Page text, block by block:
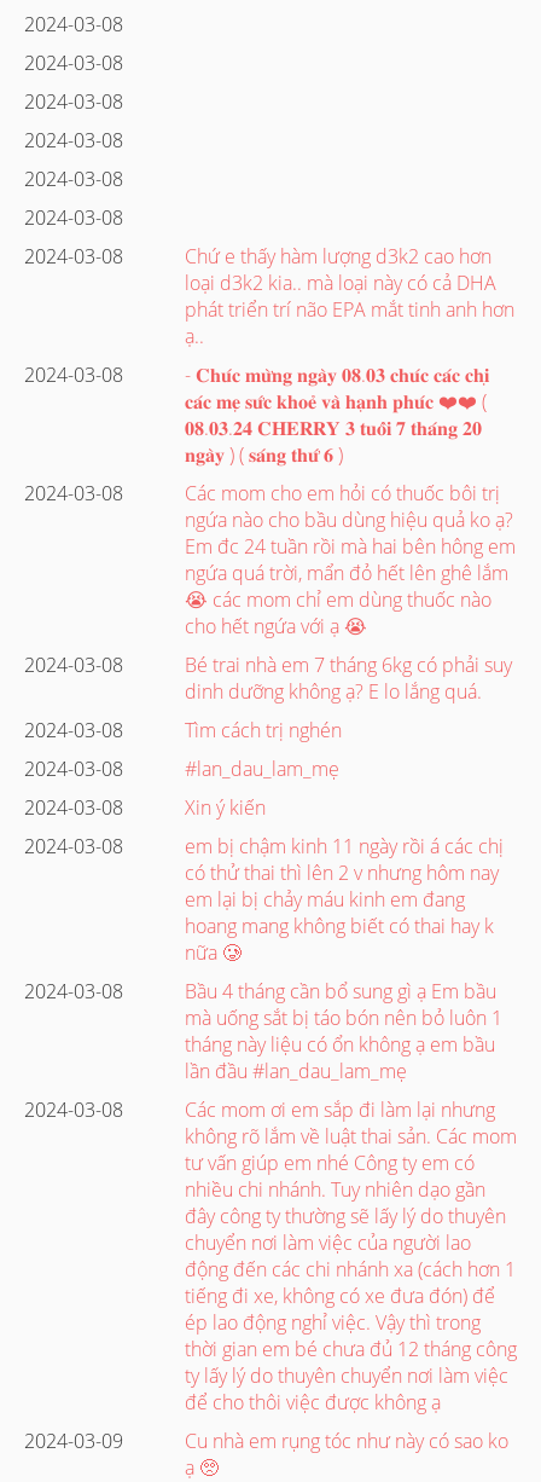
2024-03-08
2024-03-08
2024-03-08
2024-03-08
2024-03-08
2024-03-08
2024-03-08
Chứ e thấy hàm lượng d3k2 cao hơn
loại d3k2 kia.. mà loại này có cả DHA
phát triển trí não EPA mắt tinh anh hơn
ạ..
2024-03-08
- 𝐂𝐡𝐮́𝐜 𝐦𝐮̛̀𝐧𝐠 𝐧𝐠𝐚̀𝐲 𝟎𝟖.𝟎𝟑 𝐜𝐡𝐮́𝐜 𝐜𝐚́𝐜 𝐜𝐡𝐢̣
𝐜𝐚́𝐜 𝐦𝐞̣ 𝐬𝐮̛́𝐜 𝐤𝐡𝐨𝐞̉ 𝐯𝐚̀ 𝐡𝐚̣𝐧𝐡 𝐩𝐡𝐮́𝐜 ❤️❤️ (
𝟎𝟖.𝟎𝟑.𝟐𝟒 𝐂𝐇𝐄𝐑𝐑𝐘 𝟑 𝐭𝐮𝐨̂̉𝐢 𝟕 𝐭𝐡𝐚́𝐧𝐠 𝟐𝟎
𝐧𝐠𝐚̀𝐲 ) ( 𝐬𝐚́𝐧𝐠 𝐭𝐡𝐮̛́ 𝟔 )
2024-03-08
Các mom cho em hỏi có thuốc bôi trị
ngứa nào cho bầu dùng hiệu quả ko ạ?
Em đc 24 tuần rồi mà hai bên hông em
ngứa quá trời, mẩn đỏ hết lên ghê lắm
😭 các mom chỉ em dùng thuốc nào
cho hết ngứa với ạ 😭
2024-03-08
Bé trai nhà em 7 tháng 6kg có phải suy
dinh dưỡng không ạ? E lo lắng quá.
2024-03-08
Tìm cách trị nghén
2024-03-08
#lan_dau_lam_mẹ
2024-03-08
Xin ý kiến
2024-03-08
em bị chậm kinh 11 ngày rồi á các chị
có thử thai thì lên 2 v nhưng hôm nay
em lại bị chảy máu kinh em đang
hoang mang không biết có thai hay k
nữa 🥲
2024-03-08
Bầu 4 tháng cần bổ sung gì ạ Em bầu
mà uống sắt bị táo bón nên bỏ luôn 1
tháng này liệu có ổn không ạ em bầu
lần đầu #lan_dau_lam_mẹ
2024-03-08
Các mom ơi em sắp đi làm lại nhưng
không rõ lắm về luật thai sản. Các mom
tư vấn giúp em nhé Công ty em có
nhiều chi nhánh. Tuy nhiên dạo gần
đây công ty thường sẽ lấy lý do thuyên
chuyển nơi làm việc của người lao
động đến các chi nhánh xa (cách hơn 1
tiếng đi xe, không có xe đưa đón) để
ép lao động nghỉ việc. Vậy thì trong
thời gian em bé chưa đủ 12 tháng công
ty lấy lý do thuyên chuyển nơi làm việc
để cho thôi việc được không ạ
2024-03-09
Cu nhà em rụng tóc như này có sao ko
ạ 🥺